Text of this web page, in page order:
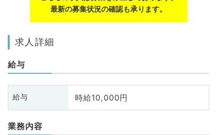
最新の募集状況の確認も承ります。
求人詳細
給与
給与 時給10,000円
業務内容